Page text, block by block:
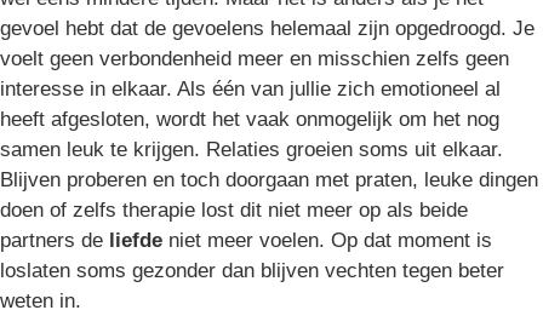
gevoel hebt dat de gevoelens helemaal zijn opgedroogd. Je
voelt geen verbondenheid meer en misschien zelfs geen
interesse in elkaar. Als één van jullie zich emotioneel al
heeft afgesloten, wordt het vaak onmogelijk om het nog
samen leuk te krijgen. Relaties groeien soms uit elkaar.
Blijven proberen en toch doorgaan met praten, leuke dingen
doen of zelfs therapie lost dit niet meer op als beide
partners de liefde niet meer voelen. Op dat moment is
loslaten soms gezonder dan blijven vechten tegen beter
weten in.